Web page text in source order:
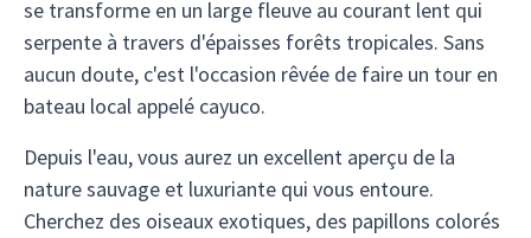
se transforme en un large fleuve au courant lent qui
serpente à travers d'épaisses forêts tropicales. Sans
aucun doute, c'est l'occasion rêvée de faire un tour en
bateau local appelé cayuco.
Depuis l'eau, vous aurez un excellent aperçu de la
nature sauvage et luxuriante qui vous entoure.
Cherchez des oiseaux exotiques, des papillons colorés